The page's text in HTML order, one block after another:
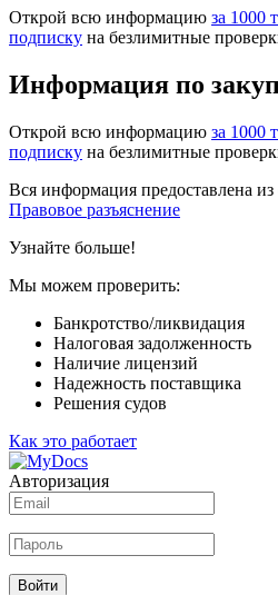
Открой всю информацию за 1000
подписку на безлимитные
Информация по
Открой всю информацию за 1000
подписку на безлимитные
Вся информация предоставлена
Правовое разъяснение
Узнайте больше!
Мы можем проверить:
Банкротство/ликвидация
Налоговая задолженность
Наличие лицензий
Надежность поставщика
Решения судов
Как это работает
Авторизация
Войти